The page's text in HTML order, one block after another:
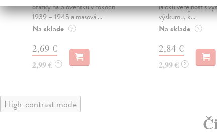
otázky na Slovensku v rokoch
1939 – 1945 a masová ...
Na sklade ?
2,69 €
2,99 € ?
laickú verejnosť s
výskumu, k...
Na sklade ?
2,84 €
2,99 € ?
High-contrast mode